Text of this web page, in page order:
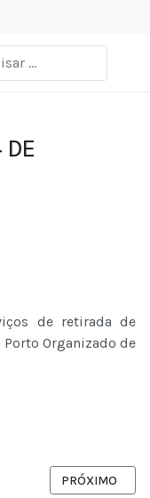
DE
de retirada de
Organizado de
PRÓXIMO
PRÓXIMO